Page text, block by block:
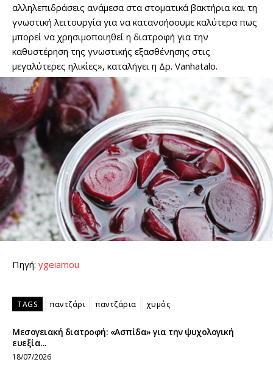
αλληλεπιδράσεις ανάμεσα στα στοματικά βακτήρια και τη
γνωστική λειτουργία για να κατανοήσουμε καλύτερα πως
μπορεί να χρησιμοποιηθεί η διατροφή για την
καθυστέρηση της γνωστικής εξασθένησης στις
μεγαλύτερες ηλικίες», καταλήγει η Δρ. Vanhatalo.
Πηγή: ygeiamou
TAGS παντζάρι παντζάρια χυμός
Μεσογειακή διατροφή: «Ασπίδα» για την ψυχολογική
ευεξία...
18/07/2026